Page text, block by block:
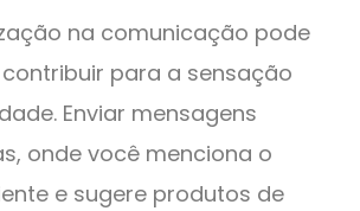
na comunicação pode
para a sensação
Enviar mensagens
onde você menciona o
e sugere produtos de